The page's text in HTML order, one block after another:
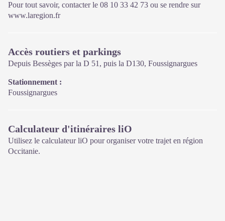
Pour tout savoir, contacter le 08 10 33 42 73 ou se rendre sur
www.laregion.fr
Accès routiers et parkings
Depuis Bessèges par la D 51, puis la D130, Foussignargues
Stationnement :
Foussignargues
Calculateur d'itinéraires liO
Utilisez le calculateur liO pour organiser votre trajet en région
Occitanie.